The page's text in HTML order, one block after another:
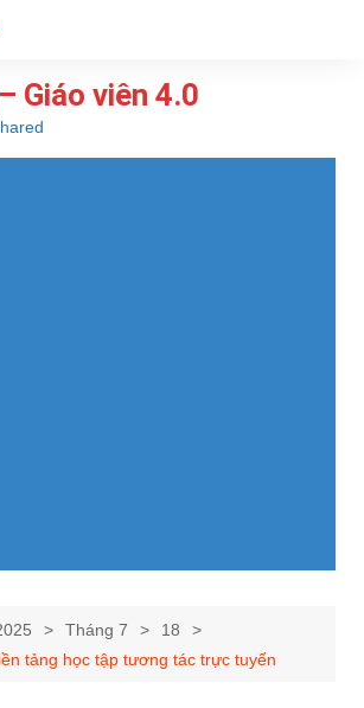
Giáo viên 4.0
Tháng 7
18
tảng học tập tương tác trực tuyến